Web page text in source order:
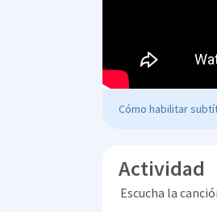
Cómo habilitar
Actividad
Escucha la